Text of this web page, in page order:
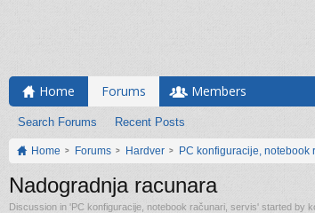
Home Forums
Search Forums Recent Posts
Members
Home Forums Hardver PC konfiguracije, notebook
Nadogradnja racunara
Discussion in 'PC konfiguracije, notebook računari, servis' started by